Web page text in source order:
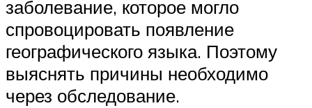
заболевание, которое могло
спровоцировать появление
географического языка. Поэтому
выяснять причины необходимо
через обследование.